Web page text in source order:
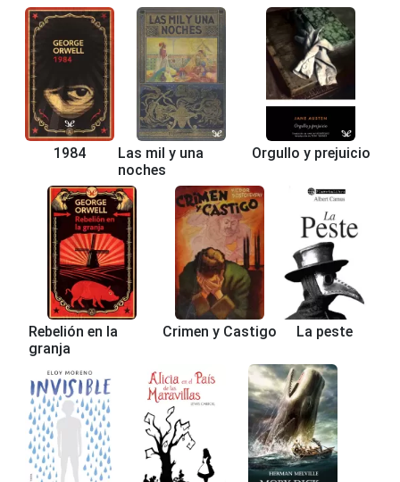
1984
Las mil y una
noches
Orgullo y prejuicio
Rebelión en la
granja
Crimen y Castigo La peste